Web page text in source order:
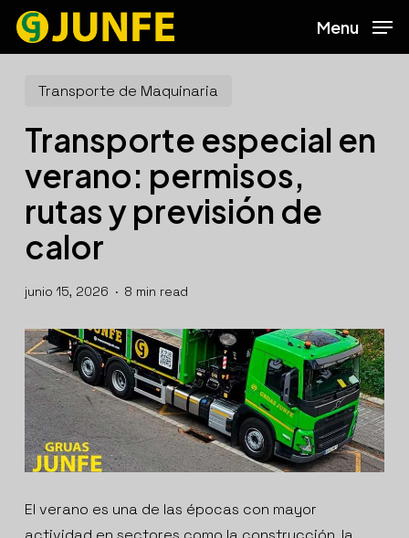
Skip
content
Menu
Transporte de Maquinaria
Transporte especial en
verano: permisos,
rutas y previsión de
calor
junio 15, 2026 8 min read
El verano es una de las épocas con mayor